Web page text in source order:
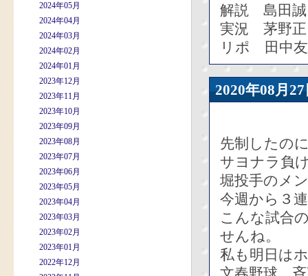
2024年05月
2024年04月
2024年03月
2024年02月
2024年01月
2023年12月
2023年11月
2023年10月
2023年09月
2023年08月
2023年07月
2023年06月
2023年05月
2023年04月
2023年03月
2023年02月
2023年01月
2022年12月
解説 島田
実況 茅野正
リポ 田中
2020年08
先制したの
サヨナラ負
堀投手のメ
今週から３
こんな試合
せんね。
私も明日は